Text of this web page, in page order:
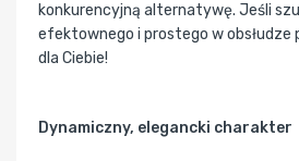
konkurencyjną alternatywę. Jeśli
efektownego i prostego w
dla Ciebie!
Dynamiczny, elegancki charakter